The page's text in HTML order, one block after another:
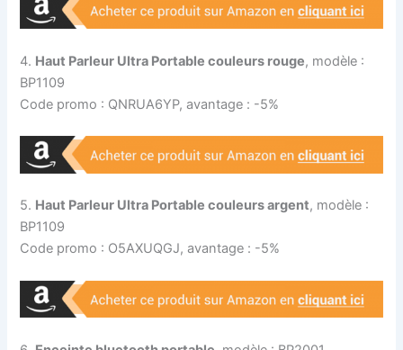
4. Haut Parleur Ultra Portable couleurs rouge, modèle :
BP1109
Code promo : QNRUA6YP, avantage : -5%
5. Haut Parleur Ultra Portable couleurs argent, modèle :
BP1109
Code promo : O5AXUQGJ, avantage : -5%